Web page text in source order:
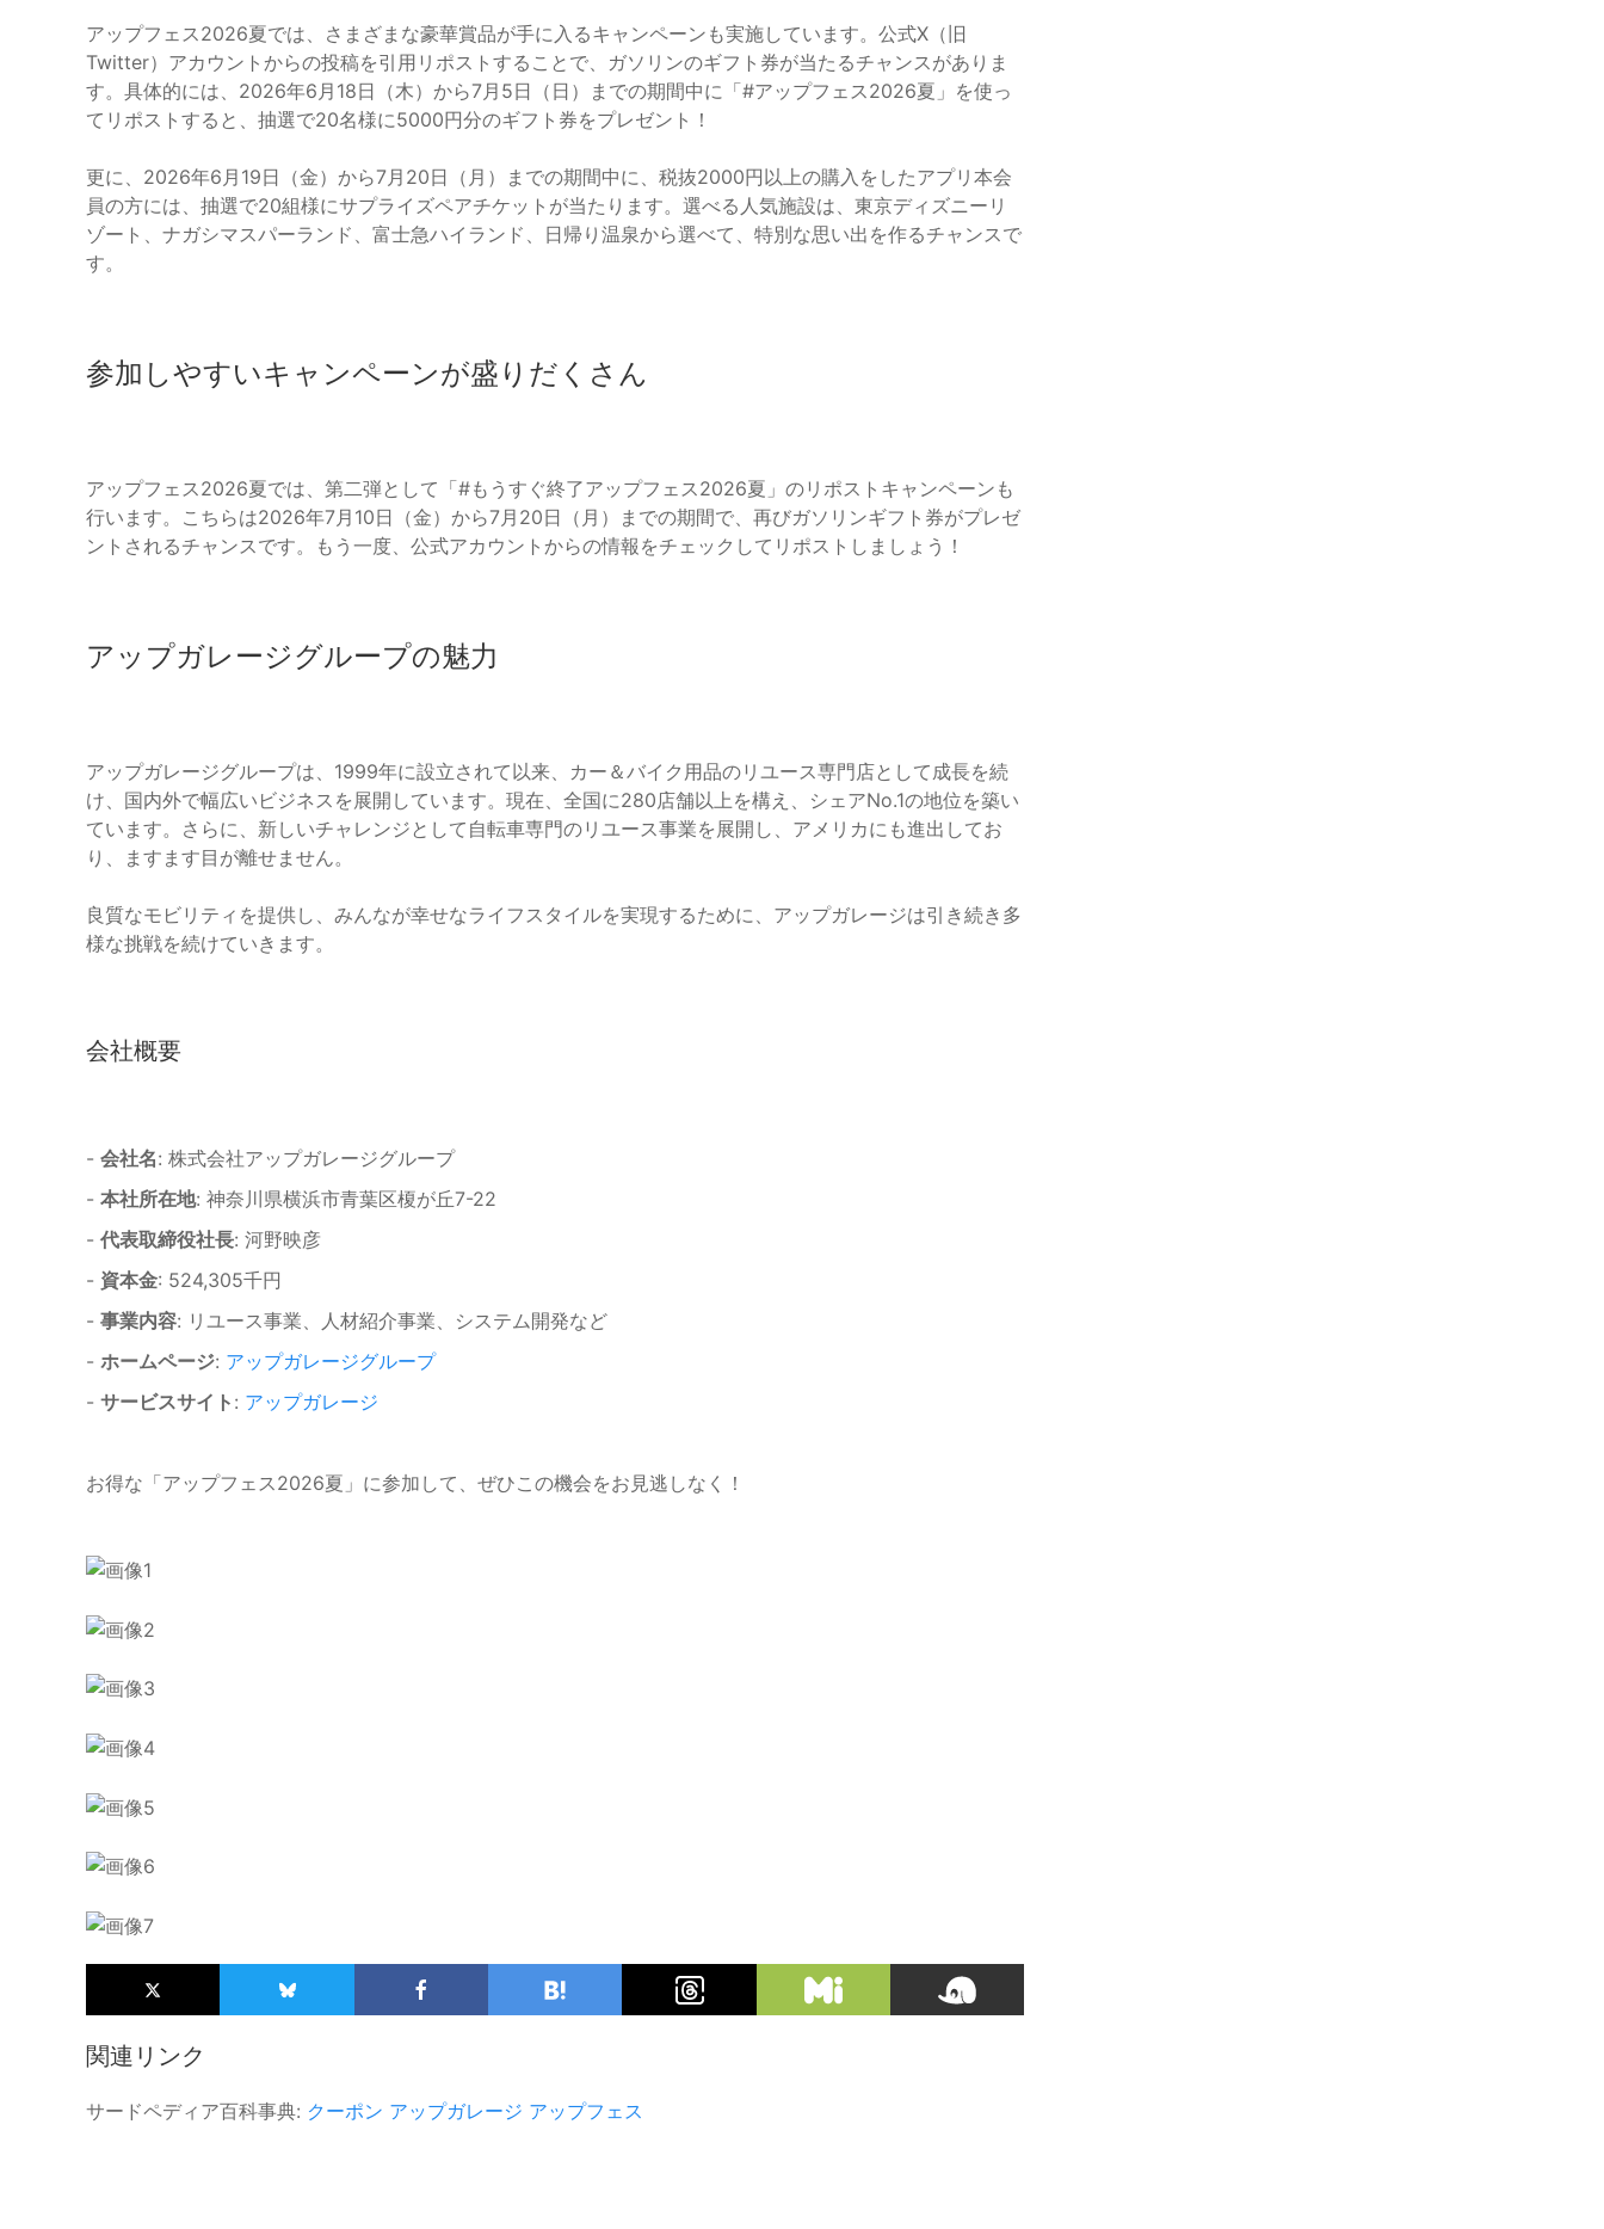
アップフェス2026夏では、さまざまな豪華賞品が手に入るキャンペーンも実施しています。公式X（旧
Twitter）アカウントからの投稿を引用リポストすることで、ガソリンのギフト券が当たるチャンスがありま
す。具体的には、2026年6月18日（木）から7月5日（日）までの期間中に「#アップフェス2026夏」を使っ
てリポストすると、抽選で20名様に5000円分のギフト券をプレゼント！
更に、2026年6月19日（金）から7月20日（月）までの期間中に、税抜2000円以上の購入をしたアプリ本会
員の方には、抽選で20組様にサプライズペアチケットが当たります。選べる人気施設は、東京ディズニーリ
ゾート、ナガシマスパーランド、富士急ハイランド、日帰り温泉から選べて、特別な思い出を作るチャンスで
す。
参加しやすいキャンペーンが盛りだくさん
アップフェス2026夏では、第二弾として「#もうすぐ終了アップフェス2026夏」のリポストキャンペーンも
行います。こちらは2026年7月10日（金）から7月20日（月）までの期間で、再びガソリンギフト券がプレゼ
ントされるチャンスです。もう一度、公式アカウントからの情報をチェックしてリポストしましょう！
アップガレージグループの魅力
アップガレージグループは、1999年に設立されて以来、カー＆バイク用品のリユース専門店として成長を続
け、国内外で幅広いビジネスを展開しています。現在、全国に280店舗以上を構え、シェアNo.1の地位を築い
ています。さらに、新しいチャレンジとして自転車専門のリユース事業を展開し、アメリカにも進出してお
り、ますます目が離せません。
良質なモビリティを提供し、みんなが幸せなライフスタイルを実現するために、アップガレージは引き続き多
様な挑戦を続けていきます。
会社概要
- 会社名: 株式会社アップガレージグループ
- 本社所在地: 神奈川県横浜市青葉区榎が丘7-22
- 代表取締役社長: 河野映彦
- 資本金: 524,305千円
- 事業内容: リユース事業、人材紹介事業、システム開発など
- ホームページ: アップガレージグループ
- サービスサイト : アップガレージ
お得な「アップフェス2026夏」に参加して、ぜひこの機会をお見逃しなく！
関連リンク
サードペディア百科事典: クーポン アップガレージ アップフェス